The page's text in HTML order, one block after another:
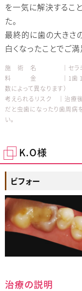
を一気に解決するこ
た。
最終的に歯の大きさ
白くなったことでご
施 術 名 │セラミッ
料 金 │1歯 120,000
数によって異なります）
考えられるリスク │治療後
だと虫歯になったり歯周病
い。
K.O様
ビフォー
治療の説明